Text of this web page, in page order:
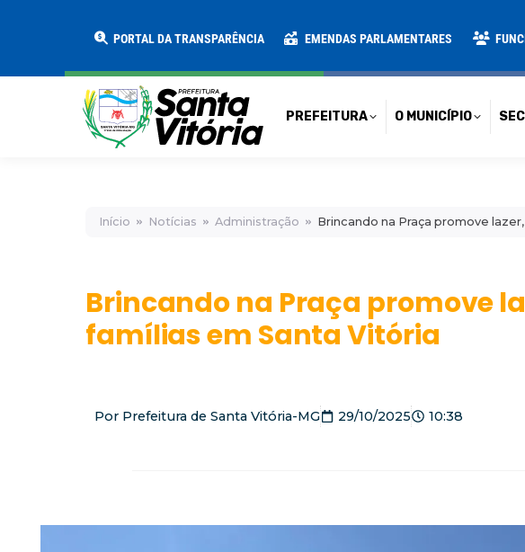
PORTAL DA TRANSPARÊNCIA EMENDAS PARLAMENTARES
PREFEITURA O MUNICÍPIO
Início Notícias Administração Brincando na Praça promove
Brincando na Praça promove
famílias em Santa Vitória
Por Prefeitura de Santa Vitória-MG 29/10/2025 10:38